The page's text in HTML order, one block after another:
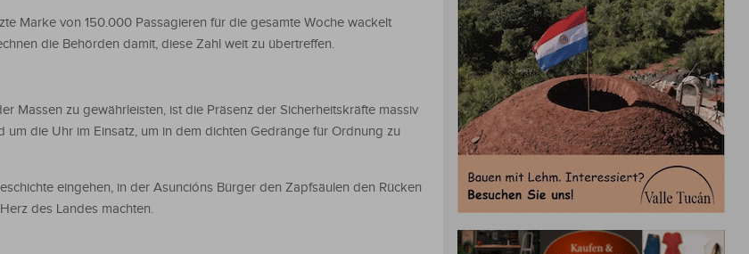
Marke von 150.000 Passagieren für die gesamte Woche wackelt
die Behörden damit, diese Zahl weit zu übertreffen.
Massen zu gewährleisten, ist die Präsenz der Sicherheitskräfte massiv
die Uhr im Einsatz, um in dem dichten Gedränge für Ordnung zu
eingehen, in der Asuncións Bürger den Zapfsäulen den Rücken
des Landes machten.